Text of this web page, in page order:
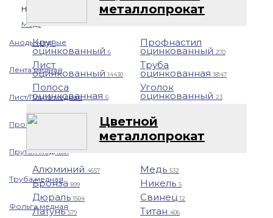
Назад
Медь
Аноды медные
Лента медная
Лист/Плита медная
Проволока медная
Пруток медный
Труба медная
Фольга медная
металлопрокат
Круг
оцинкованный 6
Лист
оцинкованный14430
Полоса
оцинкованная 6
Профнастил
оцинкованный 270
Труба
оцинкованная18147
Уголок
оцинкованный 23
Цветной
металлопрокат
Алюминий 4657
Бронза 899
Дюраль1504
Латунь579
Медь 532
Никель 5
Свинец12
Титан 406